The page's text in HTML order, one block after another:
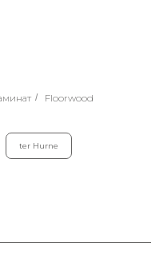
/ Floorwood
ter Hurne